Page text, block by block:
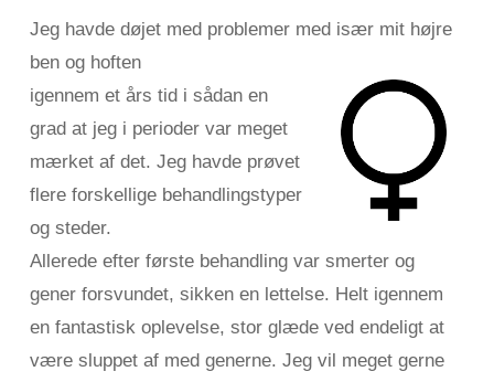
Jeg havde døjet med problemer med især mit højre
ben og hoften
igennem et års tid isådan en
grad at jeg i perioder var meget
mærket af det. Jeg havde prøvet
flere forskellige behandlingstyper
og steder.
Allerede efter første behandling var smerter og
gener forsvundet, sikken en lettelse. Helt igennem
en fantastisk oplevelse, stor glæde ved endeligt at
være sluppet af med generne. Jeg vil meget gerne